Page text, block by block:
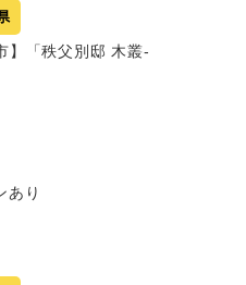
】「秩父別邸 木叢-
あり